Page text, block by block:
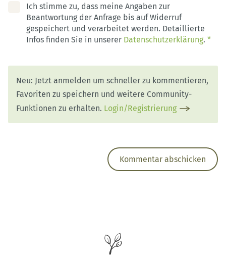
Ich stimme zu, dass meine Angaben zur
Beantwortung der Anfrage bis auf Widerruf
gespeichert und verarbeitet werden. Detaillierte
Infos finden Sie in unserer Datenschutzerklärung. *
Neu: Jetzt anmelden um schneller zu kommentieren,
Favoriten zu speichern und weitere Community-
Funktionen zu erhalten. Login/Registrierung